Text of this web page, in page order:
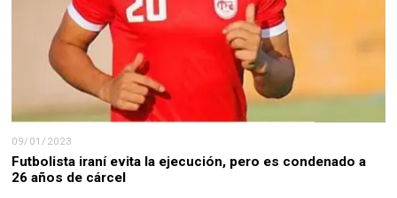
09/01/2023
Futbolista iraní evita la ejecución, pero es condenado a
26 años de cárcel